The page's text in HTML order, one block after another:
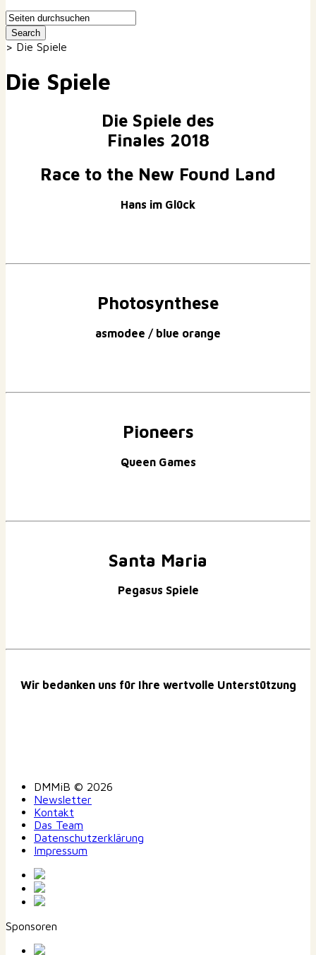
> Die Spiele
Die Spiele
Die Spiele des
Finales 2018
Race to the New Found Land
Hans im Glück
Photosynthese
asmodee / blue orange
Pioneers
Queen Games
Santa Maria
Pegasus Spiele
Wir bedanken uns für Ihre wertvolle Unterstützung
DMMiB © 2026
Newsletter
Kontakt
Das Team
Datenschutzerklärung
Impressum
Sponsoren